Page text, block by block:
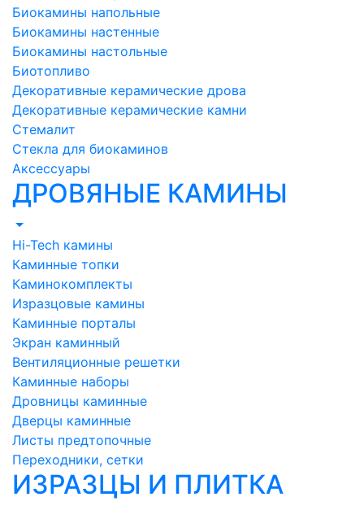
Биокамины напольные
Биокамины настенные
Биокамины настольные
Биотопливо
Декоративные керамические дрова
Декоративные керамические камни
Стемалит
Стекла для биокаминов
Аксессуары
ДРОВЯНЫЕ КАМИНЫ
Hi-Tech камины
Каминные топки
Каминокомплекты
Изразцовые камины
Каминные порталы
Экран каминный
Вентиляционные решетки
Каминные наборы
Дровницы каминные
Дверцы каминные
Листы предтопочные
Переходники, сетки
ИЗРАЗЦЫ И ПЛИТКА